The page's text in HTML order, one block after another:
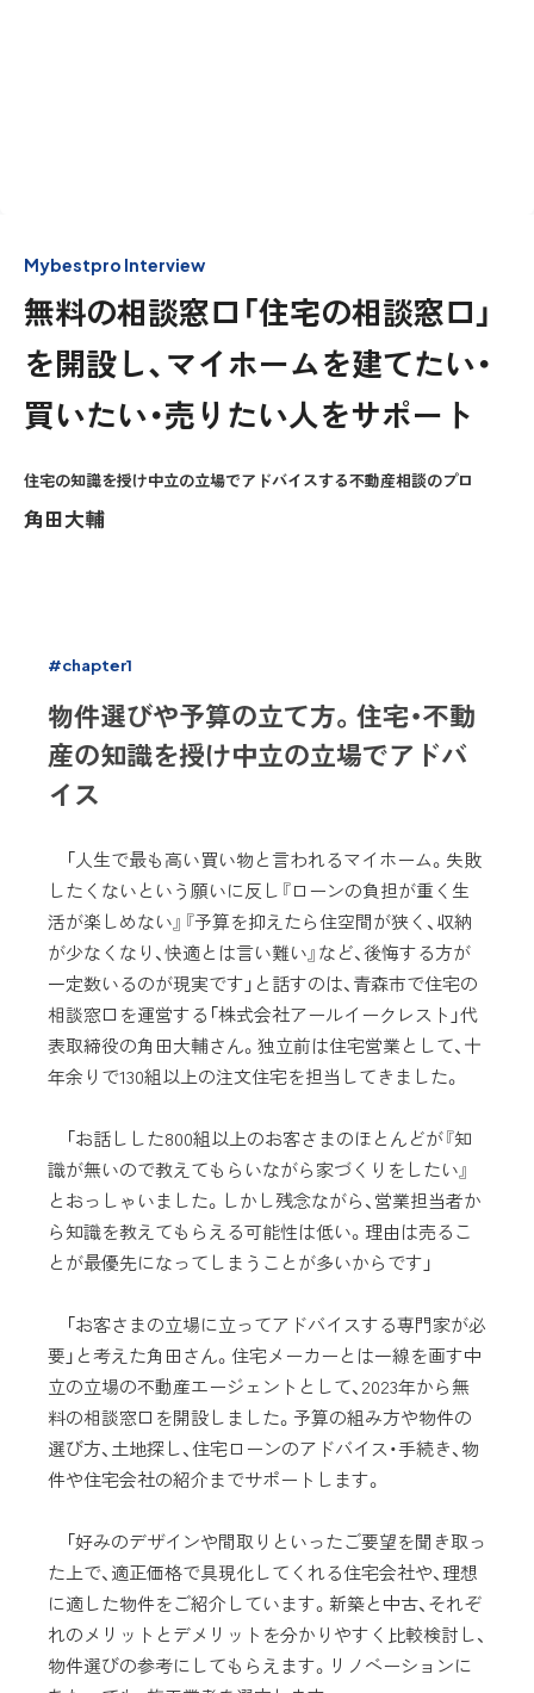
Mybestpro Interview
無料の相談窓口「住宅の相談窓口」
を開設し、マイホームを建てたい・
買いたい・売りたい人をサポート
住宅の知識を授け中立の立場でアドバイスする不動産相談のプロ
角田大輔
#chapter1
物件選びや予算の立て方。住宅・不動
産の知識を授け中立の立場でアドバ
イス
「人生で最も高い買い物と言われるマイホーム。失敗
したくないという願いに反し『ローンの負担が重く生
活が楽しめない』『予算を抑えたら住空間が狭く、収納
が少なくなり、快適とは言い難い』など、後悔する方が
一定数いるのが現実です」と話すのは、青森市で住宅の
相談窓口を運営する「株式会社アールイークレスト」代
表取締役の角田大輔さん。独立前は住宅営業として、十
年余りで130組以上の注文住宅を担当してきました。
「お話しした800組以上のお客さまのほとんどが『知
識が無いので教えてもらいながら家づくりをしたい』
とおっしゃいました。しかし残念ながら、営業担当者か
ら知識を教えてもらえる可能性は低い。理由は売るこ
とが最優先になってしまうことが多いからです」
「お客さまの立場に立ってアドバイスする専門家が必
要」と考えた角田さん。住宅メーカーとは一線を画す中
立の立場の不動産エージェントとして、2023年から無
料の相談窓口を開設しました。予算の組み方や物件の
選び方、土地探し、住宅ローンのアドバイス・手続き、物
件や住宅会社の紹介までサポートします。
「好みのデザインや間取りといったご要望を聞き取っ
た上で、適正価格で具現化してくれる住宅会社や、理想
に適した物件をご紹介しています。新築と中古、それぞ
れのメリットとデメリットを分かりやすく比較検討し、
物件選びの参考にしてもらえます。リノベーションに